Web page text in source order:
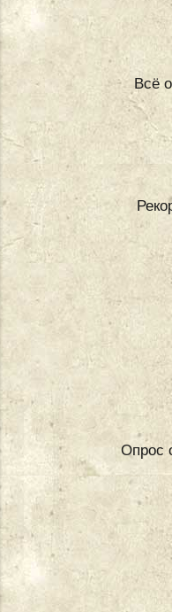
Всё
Опрос